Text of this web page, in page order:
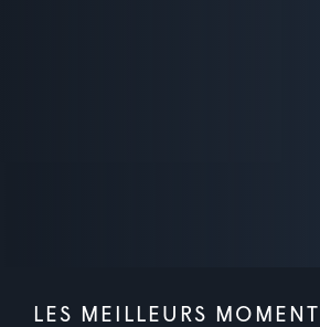
LES MEILLEURS